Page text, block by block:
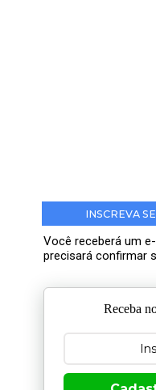
INSCREVA
Você receberá um
precisará confirmar
Receba